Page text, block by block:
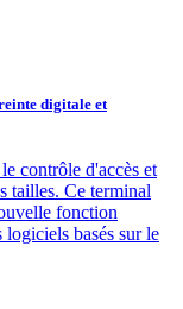
digitale et
contrôle d'accès et
tailles. Ce terminal
fonction
basés sur le